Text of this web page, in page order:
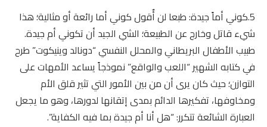
5.كوني أماً جيدة: طبعا لن أٌقول كوني أما رائعة أو مثالية؛ هذا
شيء قاتل وخارج عن الطبيعة؛ الشي الجيد أن تكوني أم جيدة.
طبيب الأطفال البريطاني والمحلل النفسي “دونالد وينيكوت” طرح
في كتابه الشهير “اللعب والواقع” نموذجاً يساعد الأمهات على
التوازن؛ حيث كان يرى أن من بين الأمور التي تثير قلق الأم
ومخاوفها، تفكيرها الدائم بمدى إتقانها لدورها، وهو ما يجعل
العبارة الشائعة تتكرر: “هل أنا أم جيدة بما فيه الكفاية”.